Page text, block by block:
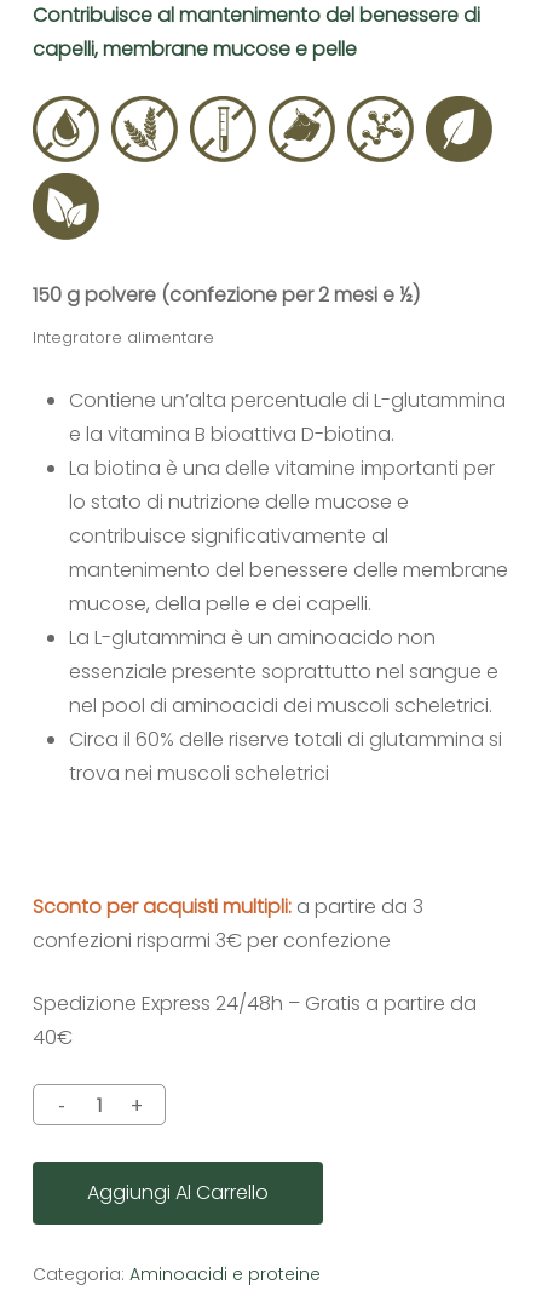
Contribuisce al mantenimento del benessere di
capelli, membrane mucose e pelle
150 g polvere (confezione per 2 mesi e ½)
Integratore alimentare
Contiene un’alta percentuale di L-glutammina
e la vitamina B bioattiva D-biotina.
La biotina è una delle vitamine importanti per
lo stato di nutrizione delle mucose e
contribuisce significativamente al
mantenimento del benessere delle membrane
mucose, della pelle e dei capelli.
La L-glutammina è un aminoacido non
essenziale presente soprattutto nel sangue e
nel pool di aminoacidi dei muscoli scheletrici.
Circa il 60% delle riserve totali di glutammina si
trova nei muscoli scheletrici
Sconto per acquisti multipli: a partire da 3
confezioni risparmi 3€ per confezione
Spedizione Express 24/48h – Gratis a partire da
40€
Aggiungi Al Carrello
Categoria: Aminoacidi e proteine